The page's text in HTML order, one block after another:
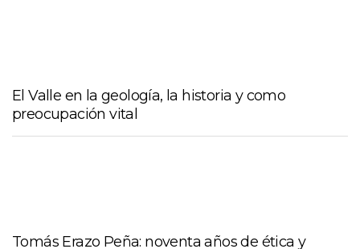
El Valle en la geología, la historia y como
preocupación vital
Tomás Erazo Peña: noventa años de ética y